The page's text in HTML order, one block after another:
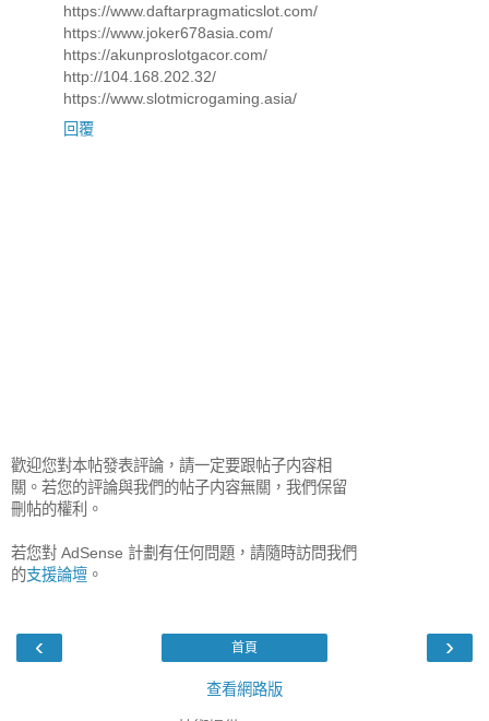
https://www.daftarpragmaticslot.com/
https://www.joker678asia.com/
https://akunproslotgacor.com/
http://104.168.202.32/
https://www.slotmicrogaming.asia/
回覆
歡迎您對本帖發表評論，請一定要跟帖子内容相
關。若您的評論與我們的帖子内容無關，我們保留
刪帖的權利。
若您對 AdSense 計劃有任何問題，請隨時訪問我們
的支援論壇 。
‹ ›
首頁
查看網路版